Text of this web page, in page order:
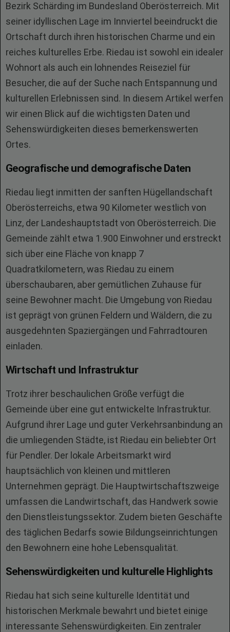
Bezirk Schärding im Bundesland Oberösterreich. Mit
seiner idyllischen Lage im Innviertel beeindruckt die
Ortschaft durch ihren historischen Charme und ein
reiches kulturelles Erbe. Riedau ist sowohl ein idealer
Wohnort als auch ein lohnendes Reiseziel für
Besucher, die auf der Suche nach Entspannung und
kulturellen Erlebnissen sind. In diesem Artikel werfen
wir einen Blick auf die wichtigsten Daten und
Sehenswürdigkeiten dieses bemerkenswerten
Ortes.
Geografische und demografische Daten
Riedau liegt inmitten der sanften Hügellandschaft
Oberösterreichs, etwa 90 Kilometer westlich von
Linz, der Landeshauptstadt von Oberösterreich. Die
Gemeinde zählt etwa 1.900 Einwohner und erstreckt
sich über eine Fläche von knapp 7
Quadratkilometern, was Riedau zu einem
überschaubaren, aber gemütlichen Zuhause für
seine Bewohner macht. Die Umgebung von Riedau
ist geprägt von grünen Feldern und Wäldern, die zu
ausgedehnten Spaziergängen und Fahrradtouren
einladen.
Wirtschaft und Infrastruktur
Trotz ihrer beschaulichen Größe verfügt die
Gemeinde über eine gut entwickelte Infrastruktur.
Aufgrund ihrer Lage und guter Verkehrsanbindung an
die umliegenden Städte, ist Riedau ein beliebter Ort
für Pendler. Der lokale Arbeitsmarkt wird
hauptsächlich von kleinen und mittleren
Unternehmen geprägt. Die Hauptwirtschaftszweige
umfassen die Landwirtschaft, das Handwerk sowie
den Dienstleistungssektor. Zudem bieten Geschäfte
des täglichen Bedarfs sowie Bildungseinrichtungen
den Bewohnern eine hohe Lebensqualität.
Sehenswürdigkeiten und kulturelle Highlights
Riedau hat sich seine kulturelle Identität und
historischen Merkmale bewahrt und bietet einige
interessante Sehenswürdigkeiten. Ein zentraler